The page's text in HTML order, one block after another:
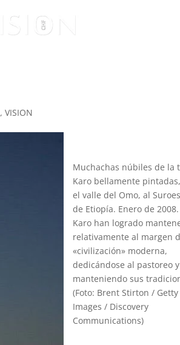
,VISION
Muchachas núbiles de la
Karo bellamente
el valle del Omo, al
de Etiopía. Enero de
Karo han logrado
relativamente al margen
«civilización» moderna,
dedicándose al pastoreo y
manteniendo sus
(Foto: Brent Stirton / Getty
Images / Discovery
Communications)